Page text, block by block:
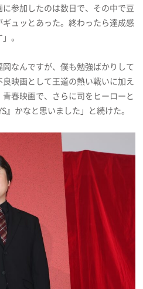
参加したのは数日で、その中で豆
ュッとあった。終わったら達成感
。
なんですが、僕も勉強ばかりして
映画として王道の熱い戦いに加え
春映画で、さらに司をヒーローと
』かなと思いました」と続けた。